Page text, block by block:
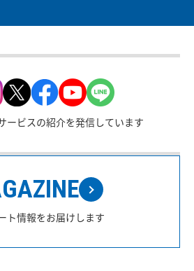
ービスの紹介を発信しています
ト情報をお届けします